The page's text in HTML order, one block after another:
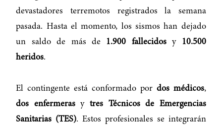
devastadores terremotos registrados la semana
pasada. Hasta el momento, los sismos han dejado
un saldo de más de 1.900 fallecidosy
10.500
heridos.
El contingente está conformado por dos médicos,
dos enfermerasy tres Técnicos de Emergencias
Sanitarias (TES). Estos profesionales se integrarán